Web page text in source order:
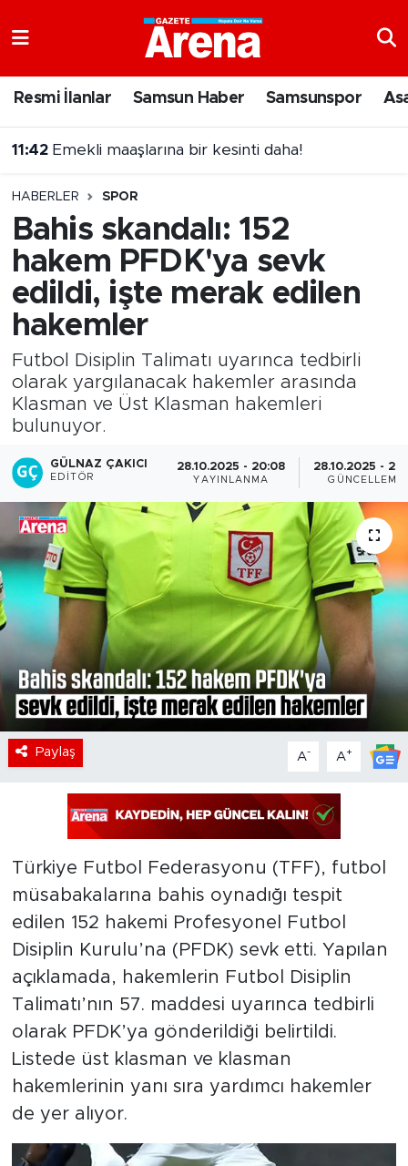
Resmi İlanlar Samsun Haber Samsunspor
11:38 Canlı tavuk yüklü tır havza viyadüğü'nde kamyona çarptı
HABERLER SPOR
Bahis skandalı: 152
hakem PFDK'ya sevk
edildi, işte merak edilen
hakemler
Futbol Disiplin Talimatı uyarınca tedbirli
olarak yargılanacak hakemler arasında
Klasman ve Üst Klasman hakemleri
bulunuyor.
GÜLNAZ ÇAKICI
EDITÖR
28.10.2025 - 20:08
YAYINLANMA
28.10.2025 -
GÜNCELLEME
Paylaş A- A+
Türkiye Futbol Federasyonu (TFF), futbol
müsabakalarına bahis oynadığı tespit
edilen 152 hakemi Profesyonel Futbol
Disiplin Kurulu’na (PFDK) sevk etti. Yapılan
açıklamada, hakemlerin Futbol Disiplin
Talimatı’nın 57. maddesi uyarınca tedbirli
olarak PFDK’ya gönderildiği belirtildi.
Listede üst klasman ve klasman
hakemlerinin yanı sıra yardımcı hakemler
de yer alıyor.
Samsun Namaz Vakitleri
Süper Lig Puan Durumu ve Fikstür
Tüm Manşetler
Haber Arşivi